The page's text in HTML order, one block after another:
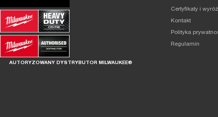
AUTORYZOWANY DYSTRYBUTOR MILWAUKEE®
Certyfikaty i
Kontakt
Polityka
Regulamin